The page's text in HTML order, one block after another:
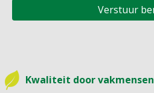
Kwaliteit door vakmensen